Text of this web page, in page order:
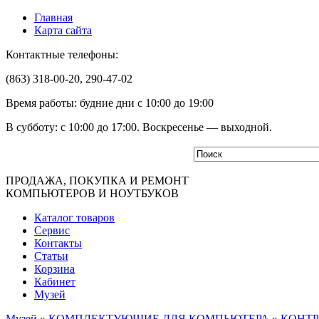
Главная
Карта сайта
Контактные телефоны:
(863) 318-00-20, 290-47-02
Время работы: будние дни с 10:00 до 19:00
В субботу: с 10:00 до 17:00. Воскресенье — выходной.
ПРОДАЖА, ПОКУПКА И РЕМОНТ
КОМПЬЮТЕРОВ И НОУТБУКОВ
Каталог товаров
Сервис
Контакты
Статьи
Корзина
Кабинет
Музей